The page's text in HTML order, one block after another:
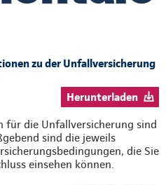
zu der Unfallversicherung
Herunterladen
für die Unfallversicherung sind
sind die jeweils
die Sie
einsehen können.